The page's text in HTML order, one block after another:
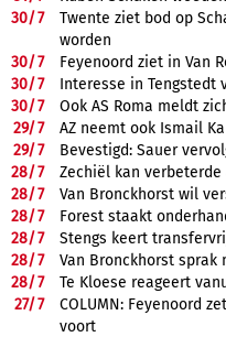
30/7
Twente ziet bod op
worden
30/7
Feyenoord ziet in Van
30/7
Interesse in Tengstedt
30/7
Ook AS Roma meldt
29/7
AZ neemt ook Ismail
29/7
Bevestigd: Sauer
28/7
Zechiël kan
28/7
Van Bronckhorst wil
28/7
Forest staakt
28/7
Stengs keert
28/7
Van Bronckhorst sprak
28/7
Te Kloese reageert
27/7
COLUMN: Feyenoord
voort